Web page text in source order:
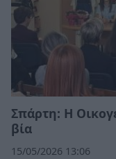
Σπάρτη: Η
βία
15/05/2026 13:06